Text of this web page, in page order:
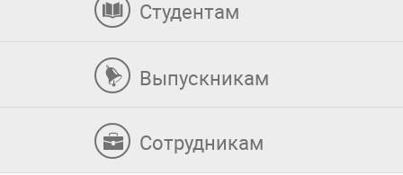
Студентам
Выпускникам
Сотрудникам